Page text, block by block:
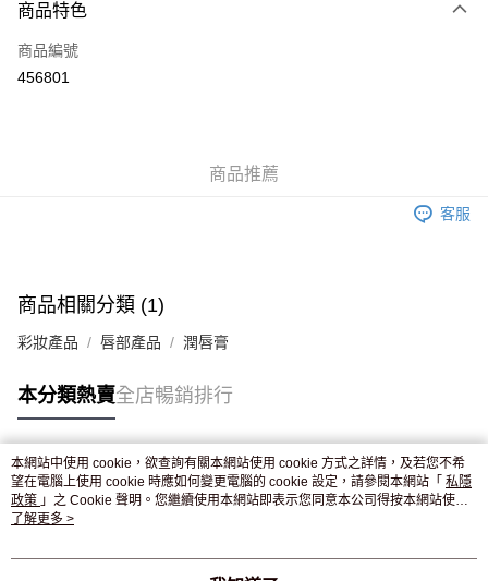
信用卡
Apple Pay
商品特色
商品編號
456801
商品推薦
客服
商品相關分類 (1)
彩妝產品 唇部產品 潤唇膏
本分類熱賣全店暢銷排行
熱門標籤
熱銷排行
本網站中使用 cookie，欲查詢有關本網站使用 cookie 方式之詳情，及若您不希
望在電腦上使用 cookie 時應如何變更電腦的 cookie 設定，請參閱本網站「 私隱
政策 」之 Cookie 聲明。您繼續使用本網站即表示您同意本公司得按本網站使用
條款之 Cookie 聲明使用 cookie。
了解更多 >